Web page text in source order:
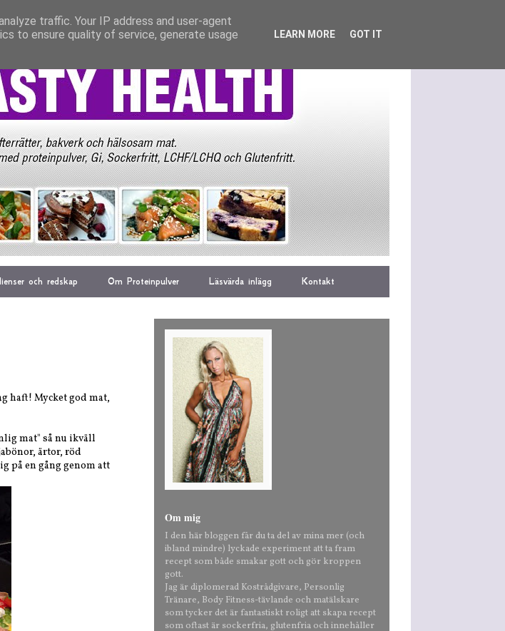
och redskap Om Proteinpulver Läsvärda inlägg Kontakt
haft! Mycket god mat,
mat" så nu ikväll
ärtor, röd
på en gång genom att
Om mig
I den här bloggen får du ta del av mina mer (och
ibland mindre) lyckade experiment att ta fram
recept som både smakar gott och gör kroppen
gott.
Jag är diplomerad Kostrådgivare, Personlig
Tränare, Body Fitness-tävlande och matälskare
som tycker det är fantastiskt roligt att skapa recept
som oftast är sockerfria, glutenfria och innehåller
traffic. Your IP address and user-agent
to ensure quality of service, generate usage
LEARN MORE GOT IT